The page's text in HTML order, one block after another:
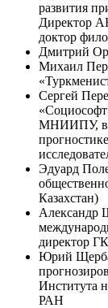
развития
Директор
доктор
Дмитрий
Михаил
Сергей
МНИИПУ,
Эдуард
Казахстан)
Александр
директор
Юрий
Института
РАН